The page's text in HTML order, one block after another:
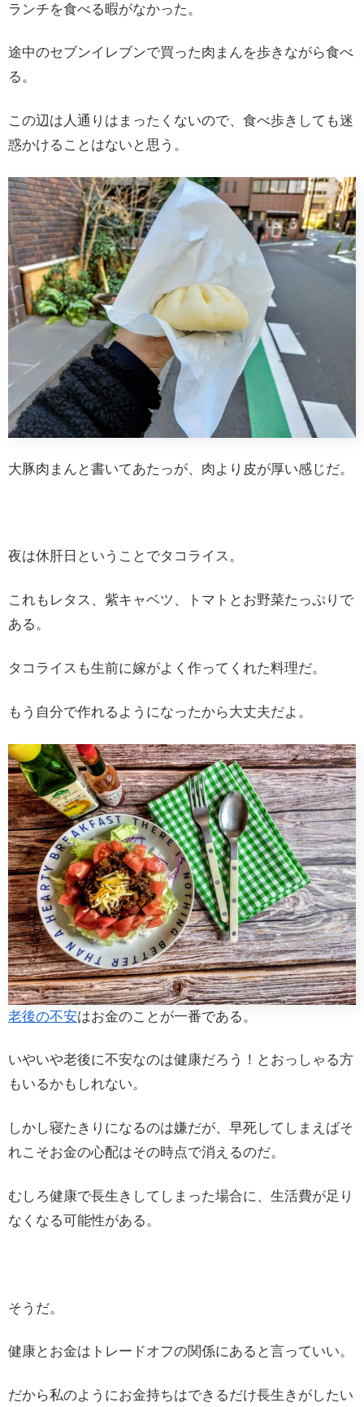
ランチを食べる暇がなかった。
途中のセブンイレブンで買った肉まんを歩きながら食べ
る。
この辺は人通りはまったくないので、食べ歩きしても迷
惑かけることはないと思う。
大豚肉まんと書いてあたっが、肉より皮が厚い感じだ。
夜は休肝日ということでタコライス。
これもレタス、紫キャベツ、トマトとお野菜たっぷりで
ある。
タコライスも生前に嫁がよく作ってくれた料理だ。
もう自分で作れるようになったから大丈夫だよ。
老後の不安はお金のことが一番である。
いやいや老後に不安なのは健康だろう！とおっしゃる方
もいるかもしれない。
しかし寝たきりになるのは嫌だが、早死してしまえばそ
れこそお金の心配はその時点で消えるのだ。
むしろ健康で長生きしてしまった場合に、生活費が足り
なくなる可能性がある。
そうだ。
健康とお金はトレードオフの関係にあると言っていい。
だから私のようにお金持ちはできるだけ長生きがしたい